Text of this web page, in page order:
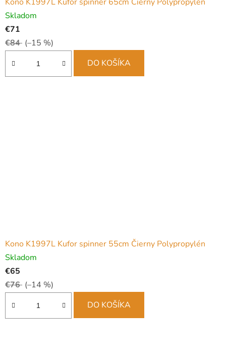
Skladom
€71
€84 (–15 %)
DO KOŠÍKA
Kono K1997L Kufor spinner 55cm Čierny Polypropylén
Skladom
€65
€76 (–14 %)
DO KOŠÍKA